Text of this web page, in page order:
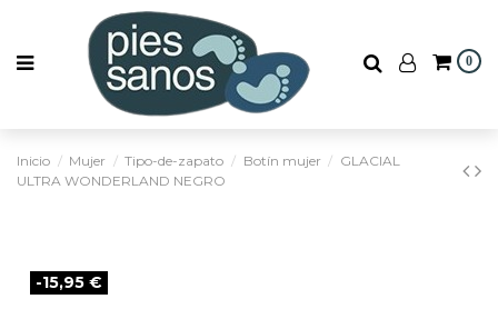
0
Inicio Mujer Tipo-de-zapato Botín mujer
GLACIAL
ULTRA WONDERLAND NEGRO
-15,95 €